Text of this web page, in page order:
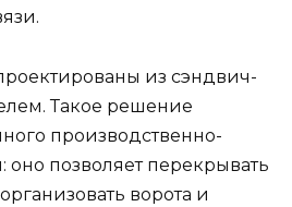
из сэндвич-
Такое решение
производственно-
оно позволяет перекрывать
ворота и